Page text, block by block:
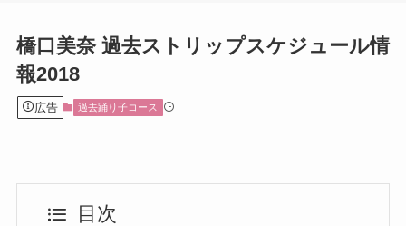
橋口美奈 過去ストリップスケジュール情
報2018
広告 過去踊り子コース
目次